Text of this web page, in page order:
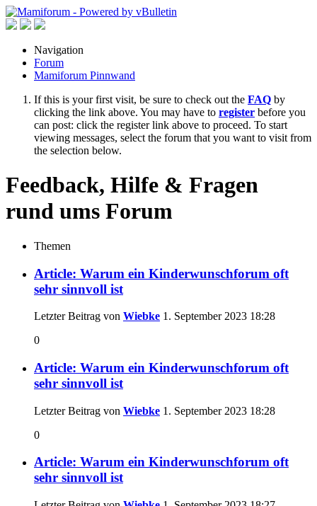
Navigation
Forum
Mamiforum Pinnwand
If this is your first visit, be sure to check out the FAQ by
clicking the link above. You may have to register before you
can post: click the register link above to proceed. To start
viewing messages, select the forum that you want to visit from
the selection below.
Feedback, Hilfe & Fragen
rund ums Forum
Themen
Article: Warum ein Kinderwunschforum oft
sehr sinnvoll ist
Letzter Beitrag von Wiebke 1. September 2023 18:28
0
Article: Warum ein Kinderwunschforum oft
sehr sinnvoll ist
Letzter Beitrag von Wiebke 1. September 2023 18:28
0
Article: Warum ein Kinderwunschforum oft
sehr sinnvoll ist